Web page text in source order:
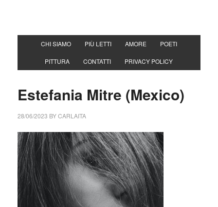
CHI SIAMO PIÙ LETTI AMORE POETI
PITTURA CONTATTI PRIVACY POLICY
Estefania Mitre (Mexico)
28/06/2023 BYCARLAITA